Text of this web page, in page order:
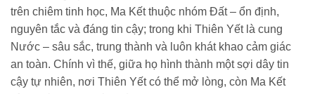
trên chiêm tinh học, Ma Kết thuộc nhóm Đất – ổn định,
nguyên tắc và đáng tin cậy; trong khi Thiên Yết là cung
Nước – sâu sắc, trung thành và luôn khát khao cảm giác
an toàn. Chính vì thế, giữa họ hình thành một sợi dây tin
cậy tự nhiên, nơi Thiên Yết có thể mở lòng, còn Ma Kết